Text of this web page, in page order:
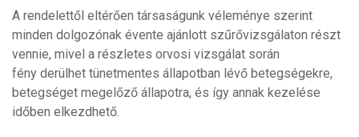
A rendelettől eltérően társaságunk véleménye szerint
minden dolgozónak évente ajánlott szűrővizsgálaton részt
vennie, mivel a részletes orvosi vizsgálat során
fény derülhet tünetmentes állapotban lévő betegségekre,
betegséget megelőző állapotra, és így annak kezelése
időben elkezdhető.